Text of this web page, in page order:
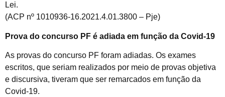
Lei.
(ACP nº 1010936-16.2021.4.01.3800 – Pje)
Prova do concurso PF é adiada em função da Covid-19
As provas do concurso PF foram adiadas. Os exames
escritos, que seriam realizados por meio de provas objetiva
e discursiva, tiveram que ser remarcados em função da
Covid-19.